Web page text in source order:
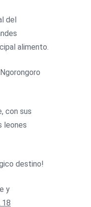
del
alimento.
con sus
leones
destino!
y
18